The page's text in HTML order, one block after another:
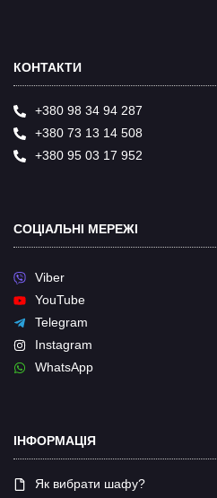
КОНТАКТИ
+380 98 34 94 287
+380 73 13 14 508
+380 95 03 17 952
СОЦІАЛЬНІ МЕРЕЖІ
Viber
YouTube
Telegram
Instagram
WhatsApp
ІНФОРМАЦІЯ
Як вибрати шафу?